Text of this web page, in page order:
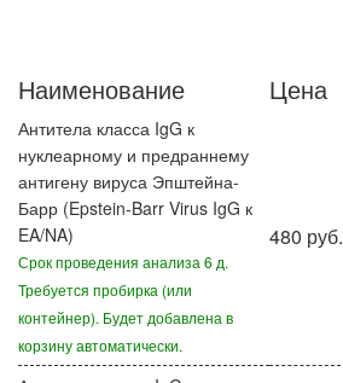
Наименование Цена
Антитела класса IgG к
нуклеарному и предраннему
антигену вируса Эпштейна-
Барр (Epstein-Barr Virus IgG к
EA/NA)
Срок проведения анализа 6 д.
Требуется пробирка (или
контейнер). Будет добавлена в
корзину автоматически.
480 руб.